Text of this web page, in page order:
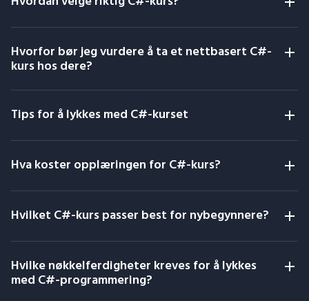
Hvorfor bør jeg vurdere å ta et nettbasert C#-
kurs hos dere?
Tips for å lykkes med C#-kurset
Hva koster opplæringen for C#-kurs?
Hvilket C#-kurs passer best for nybegynnere?
Hvilke nøkkelferdigheter kreves for å lykkes
med C#-programmering?